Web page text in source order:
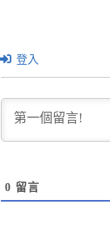
登入
0 留言